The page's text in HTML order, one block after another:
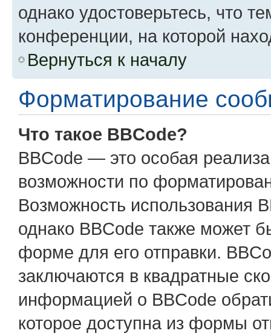
однако удостоверьтесь, что
конференции, на которой
Вернуться к началу
Форматирование
Что такое BBCode?
BBCode — это особая
возможности по
Возможность использования
однако BBCode также может
форме для его отправки.
заключаются в квадратные
информацией о BBCode
которое доступна из формы